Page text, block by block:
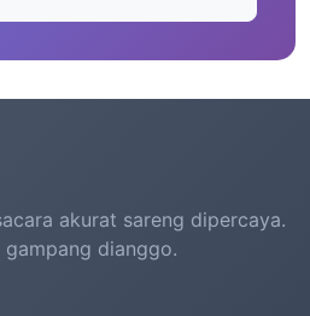
akurat sareng dipercaya.
dianggo.